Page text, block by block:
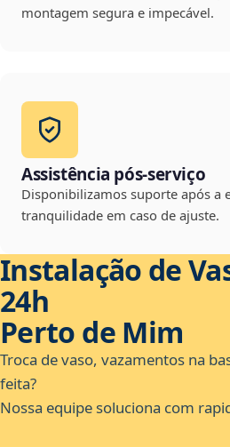
montagem segura e impecável.
Assistência pós-serviço
Disponibilizamos suporte após a
tranquilidade em caso de ajuste.
Instalação de
24h
Perto de Mim
Troca de vaso, vazamentos na
feita?
Nossa equipe soluciona com